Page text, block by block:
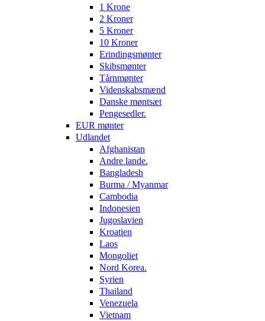
1 Krone
2 Kroner
5 Kroner
10 Kroner
Erindingsmønter
Skibsmønter
Tårnmønter
Videnskabsmænd
Danske møntsæt
Pengesedler.
EUR mønter
Udlandet
Afghanistan
Andre lande.
Bangladesh
Burma / Myanmar
Cambodia
Indonesien
Jugoslavien
Kroatien
Laos
Mongoliet
Nord Korea.
Syrien
Thailand
Venezuela
Vietnam